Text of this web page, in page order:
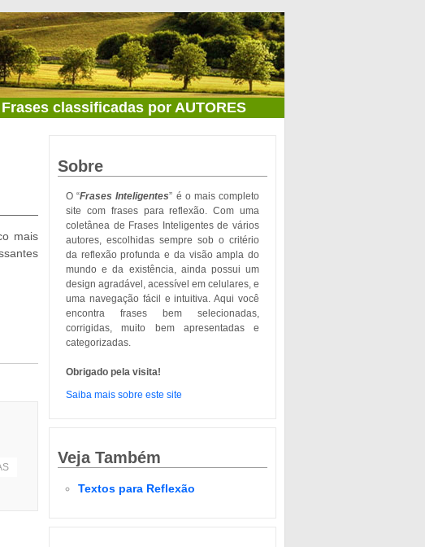
Frases classificadas por AUTORES
mais
Sobre
O “Frases Inteligentes” é o mais completo
site com frases para reflexão. Com uma
coletânea de Frases Inteligentes de vários
autores, escolhidas sempre sob o critério
da reflexão profunda e da visão ampla do
mundo e da existência, ainda possui um
design agradável, acessível em celulares, e
uma navegação fácil e intuitiva. Aqui você
encontra frases bem selecionadas,
corrigidas, muito bem apresentadas e
categorizadas.
Obrigado pela visita!
Saiba mais sobre este site
Veja Também
Textos para Reflexão